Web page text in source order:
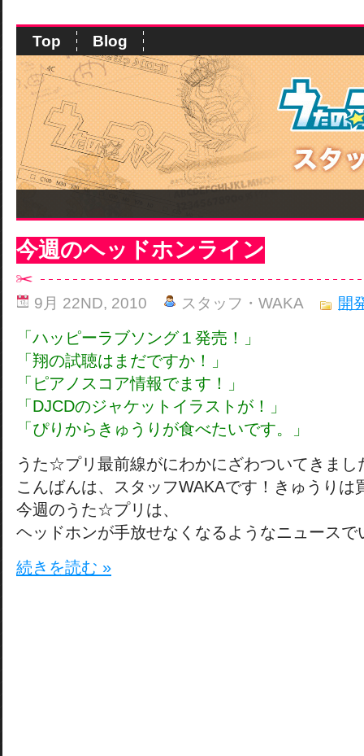
Top Blog
今週のヘッドホンライン
9月 22ND, 2010 スタッフ・WAKA 開
「ハッピーラブソング１発売！」
「翔の試聴はまだですか！」
「ピアノスコア情報でます！」
「DJCDのジャケットイラストが！」
「ぴりからきゅうりが食べたいです。」
うた☆プリ最前線がにわかにざわついてきまし
こんばんは、スタッフWAKAです！きゅうりは
今週のうた☆プリは、
ヘッドホンが手放せなくなるようなニュースで
続きを読む »